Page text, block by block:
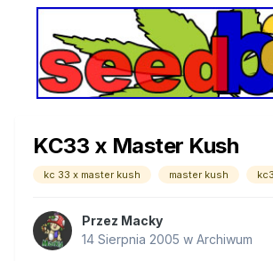
KC33 x Master Kush
kc 33 x master kush master kush
Przez Macky
14 Sierpnia 2005 w Archiwum